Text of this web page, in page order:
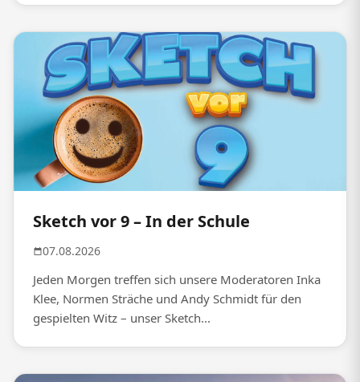
Sketch vor 9 – In der Schule
07.08.2026
Jeden Morgen treffen sich unsere Moderatoren Inka
Klee, Normen Sträche und Andy Schmidt für den
gespielten Witz – unser Sketch...